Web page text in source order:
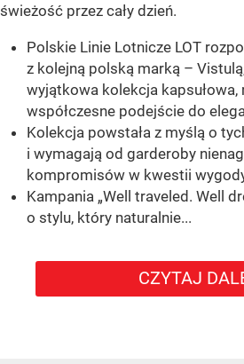
świeżość przez cały dzień.
Polskie Linie Lotnicze LOT
z kolejną polską marką –
wyjątkowa kolekcja kapsułowa,
współczesne podejście do
Kolekcja powstała z myślą o
i wymagają od garderoby
kompromisów w kwestii
Kampania „Well traveled. Well
o stylu, który naturalnie...
CZYTAJ